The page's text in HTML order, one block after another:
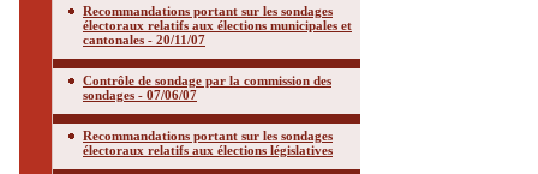
Recommandations portant sur les sondages
électoraux relatifs aux élections municipales et
cantonales - 20/11/07
Contrôle de sondage par la commission des
sondages - 07/06/07
Recommandations portant sur les sondages
électoraux relatifs aux élections législatives